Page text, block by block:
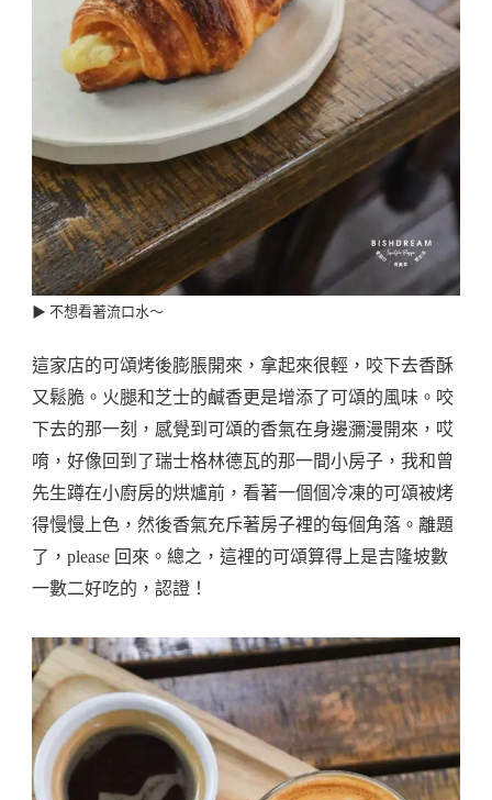
▶︎ 不想看著流口水～
這家店的可頌烤後膨脹開來，拿起來很輕，咬下去香酥
又鬆脆。火腿和芝士的鹹香更是增添了可頌的風味。咬
下去的那一刻，感覺到可頌的香氣在身邊瀰漫開來，哎
唷，好像回到了瑞士格林德瓦的那一間小房子，我和曾
先生蹲在小廚房的烘爐前，看著一個個冷凍的可頌被烤
得慢慢上色，然後香氣充斥著房子裡的每個角落。離題
了，please 回來。總之，這裡的可頌算得上是吉隆坡數
一數二好吃的，認證！